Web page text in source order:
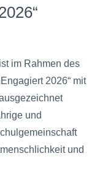
im Rahmen des
2026“ mit
und
und